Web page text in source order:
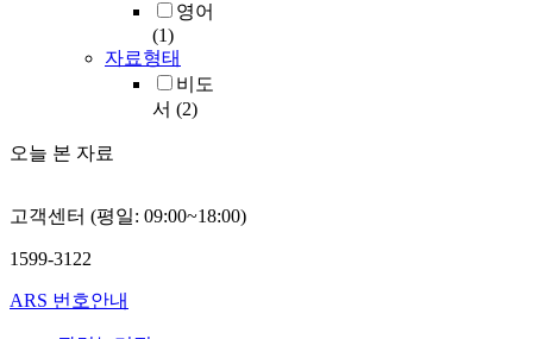
영어
(1)
자료형태
비도
서 (2)
오늘 본 자료
고객센터 (평일: 09:00~18:00)
1599-3122
ARS 번호안내